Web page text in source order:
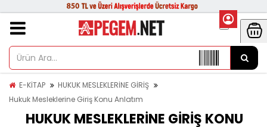
E-KİTAP
HUKUK MESLEKLERİNE GİRİŞ
Hukuk Mesleklerine Giriş Konu Anlatım
HUKUK MESLEKLERINE GIRIŞ KONU